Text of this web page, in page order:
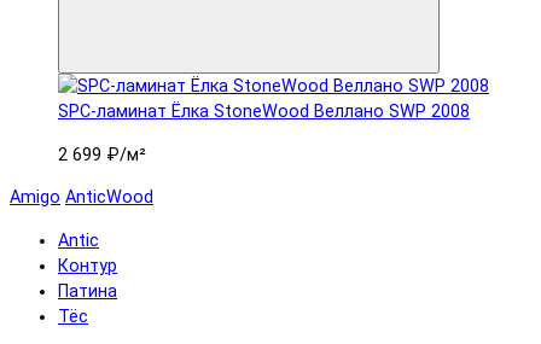
SPC-ламинат Ëлка StoneWood Веллано SWP 2008
2 699 ₽/м²
Amigo AnticWood
Antic
Контур
Патина
Тёс